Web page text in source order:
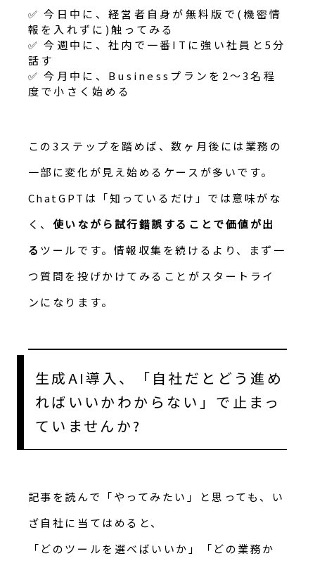
✅ 今日中に、経営者自身が無料版で(機密情
報を入れずに)触ってみる
✅ 今週中に、社内で一番ITに強い社員と5分
話す
✅ 今月中に、Businessプランを2〜3名程
度で小さく始める
この3ステップを踏めば、数ヶ月後には業務の
一部に変化が見え始めるケースが多いです。
ChatGPTは「知っているだけ」では意味がな
く、 使いながら試行錯誤することで価値が出
る ツールです。情報収集を続けるより、まず一
つ質問を投げかけてみることがスタートライ
ンになります。
生成AI導入、「自社だとどう進め
ればいいかわからない」で止まっ
ていませんか?
記事を読んで「やってみたい」と思っても、い
ざ自社に当てはめると、
「どのツールを選べばいいか」「どの業務か